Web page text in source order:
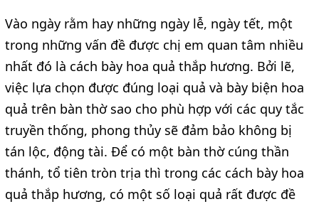
Vào ngày rằm hay những ngày lễ, ngày tết, một
trong những vấn đề được chị em quan tâm nhiều
nhất đó là cách bày hoa quả thắp hương. Bởi lẽ,
việc lựa chọn được đúng loại quả và bày biện hoa
quả trên bàn thờ sao cho phù hợp với các quy tắc
truyền thống, phong thủy sẽ đảm bảo không bị
tán lộc, động tài. Để có một bàn thờ cúng thần
thánh, tổ tiên tròn trịa thì trong các cách bày hoa
quả thắp hương, có một số loại quả rất được đề